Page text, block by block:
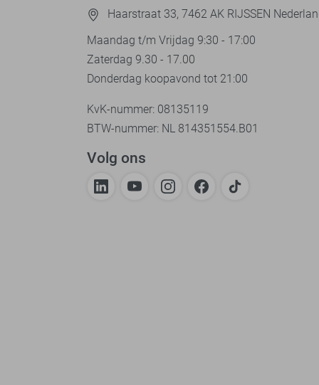
Haarstraat 33, 7462 AK RIJSSEN
Maandag t/m Vrijdag 9:30 - 17:00
Zaterdag 9.30 - 17.00
Donderdag koopavond tot 21:00
KvK-nummer: 08135119
BTW-nummer: NL 814351554.B01
Volg ons